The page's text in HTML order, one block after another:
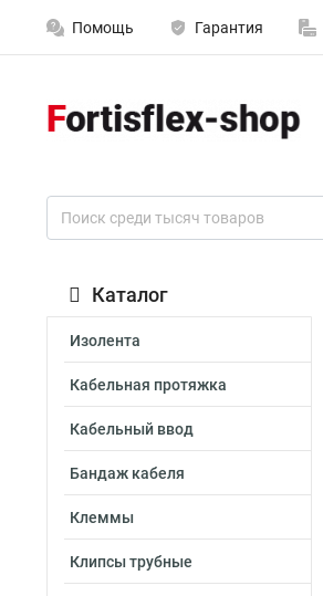
Помощь Гарантия
Каталог
Изолента
Кабельная протяжка
Кабельный ввод
Бандаж кабеля
Клеммы
Клипсы трубные